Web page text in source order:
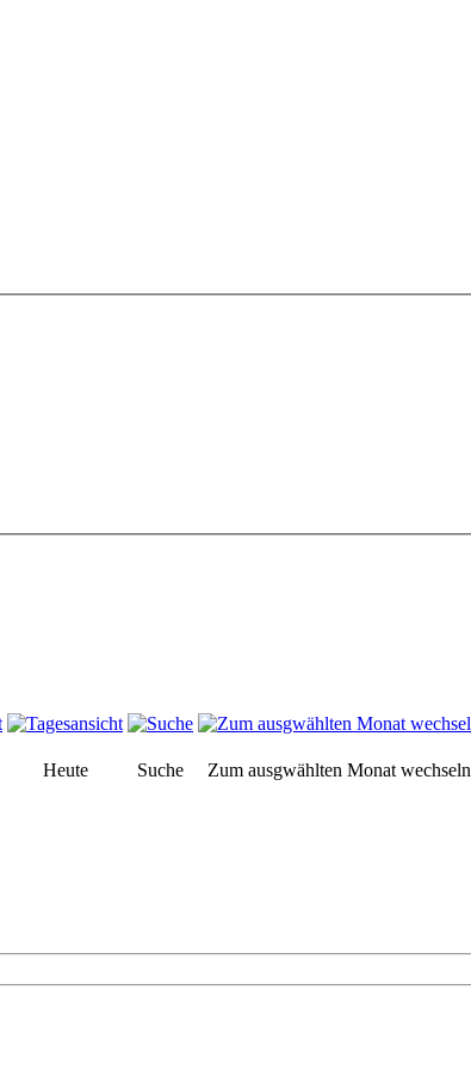
Heute Suche Zum ausgwählten Monat wechseln